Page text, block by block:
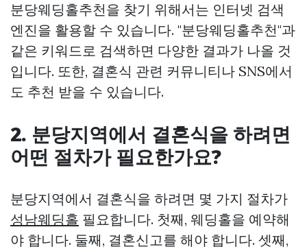
분당웨딩홀추천을 찾기 위해서는 인터넷 검색
엔진을 활용할 수 있습니다. "분당웨딩홀추천"과
같은 키워드로 검색하면 다양한 결과가 나올 것
입니다. 또한, 결혼식 관련 커뮤니티나 SNS에서
도 추천 받을 수 있습니다.
2. 분당지역에서 결혼식을 하려면
어떤 절차가 필요한가요?
분당지역에서 결혼식을 하려면 몇 가지 절차가
성남웨딩홀 필요합니다. 첫째, 웨딩홀을 예약해
야 합니다. 둘째, 결혼신고를 해야 합니다. 셋째,